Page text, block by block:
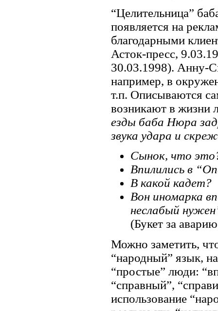
“Целительница”
появляется на
благодарными
Асток-пресс,
30.03.1998). Анну-
например, в
т.п. Описываются
возникают в жизни
езды баба Нюра
звука удара и
Сынок, что
Впилились в
В какой кадет?
Вон иномарка
неслабый
(Букет за
Можно заметить,
“народный” язык,
“простые” люди:
“справный”,
использование